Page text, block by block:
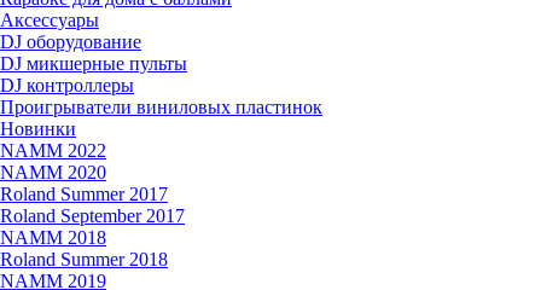
Аксессуары
DJ оборудование
DJ микшерные пульты
DJ контроллеры
Проигрыватели виниловых пластинок
Новинки
NAMM 2022
NAMM 2020
Roland Summer 2017
Roland September 2017
NAMM 2018
Roland Summer 2018
NAMM 2019